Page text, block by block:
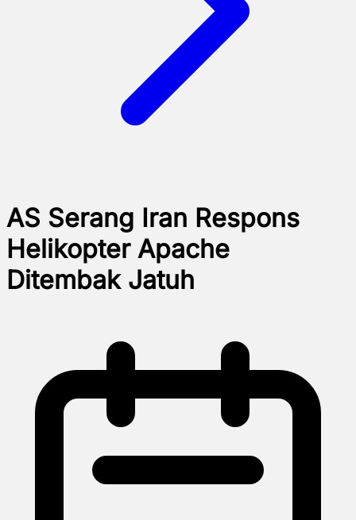
AS Serang Iran Respons
Helikopter Apache
Ditembak Jatuh